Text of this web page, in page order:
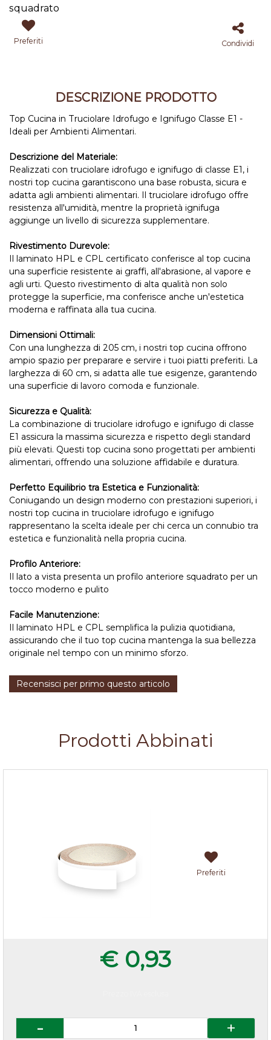
squadrato
Preferiti Condividi
DESCRIZIONE PRODOTTO
Top Cucina in Truciolare Idrofugo e Ignifugo Classe E1 -
Ideali per Ambienti Alimentari.
Descrizione del Materiale:
Realizzati con truciolare idrofugo e ignifugo di classe E1, i
nostri top cucina garantiscono una base robusta, sicura e
adatta agli ambienti alimentari. Il truciolare idrofugo offre
resistenza all'umidità, mentre la proprietà ignifuga
aggiunge un livello di sicurezza supplementare.
Rivestimento Durevole:
Il laminato HPL e CPL certificato conferisce al top cucina
una superficie resistente ai graffi, all'abrasione, al vapore e
agli urti. Questo rivestimento di alta qualità non solo
protegge la superficie, ma conferisce anche un'estetica
moderna e raffinata alla tua cucina.
Dimensioni Ottimali:
Con una lunghezza di 205 cm, i nostri top cucina offrono
ampio spazio per preparare e servire i tuoi piatti preferiti. La
larghezza di 60 cm, si adatta alle tue esigenze, garantendo
una superficie di lavoro comoda e funzionale.
Sicurezza e Qualità:
La combinazione di truciolare idrofugo e ignifugo di classe
E1 assicura la massima sicurezza e rispetto degli standard
più elevati. Questi top cucina sono progettati per ambienti
alimentari, offrendo una soluzione affidabile e duratura.
Perfetto Equilibrio tra Estetica e Funzionalità:
Coniugando un design moderno con prestazioni superiori, i
nostri top cucina in truciolare idrofugo e ignifugo
rappresentano la scelta ideale per chi cerca un connubio tra
estetica e funzionalità nella propria cucina.
Profilo Anteriore:
Il lato a vista presenta un profilo anteriore squadrato per un
tocco moderno e pulito
Facile Manutenzione:
Il laminato HPL e CPL semplifica la pulizia quotidiana,
assicurando che il tuo top cucina mantenga la sua bellezza
originale nel tempo con un minimo sforzo.
Recensisci per primo questo articolo
Prodotti Abbinati
Preferiti
€ 0,93